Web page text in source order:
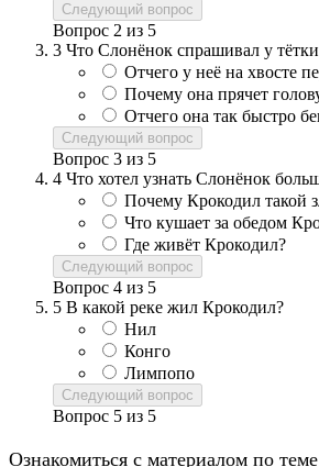
Следующий вопрос
Вопрос 2 из 5
3 Что Слонёнок спрашивал у
Отчего у неё на хвосте
Почему она прячет
Отчего она так быстро
Следующий вопрос
Вопрос 3 из 5
4 Что хотел узнать Слонёнок
Почему Крокодил такой
Что кушает за обедом
Где живёт Крокодил?
Следующий вопрос
Вопрос 4 из 5
5 В какой реке жил Крокодил?
Нил
Конго
Лимпопо
Следующий вопрос
Вопрос 5 из 5
Ознакомиться с материалом по